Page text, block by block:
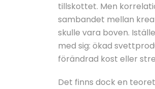
tillskottet. Men
sambandet mellan
skulle vara boven.
med sig: ökad
förändrad kost eller
Det finns dock en